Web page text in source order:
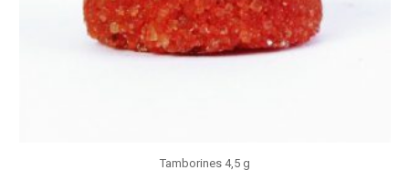
Tamborines 4,5 g